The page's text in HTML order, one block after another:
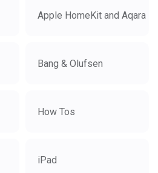
Apple HomeKit and Aqara
Bang & Olufsen
How Tos
iPad